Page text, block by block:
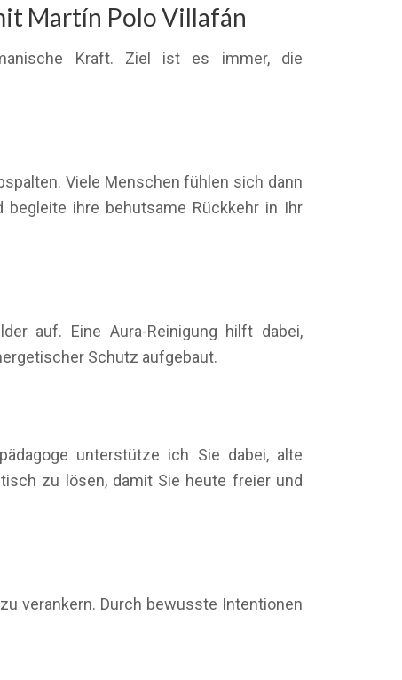
Martín Polo Villafán
Kraft. Ziel ist es immer, die
Viele Menschen fühlen sich dann
ihre behutsame Rückkehr in Ihr
auf. Eine Aura-Reinigung hilft dabei,
Schutz aufgebaut.
unterstütze ich Sie dabei, alte
zu lösen, damit Sie heute freier und
verankern. Durch bewusste Intentionen